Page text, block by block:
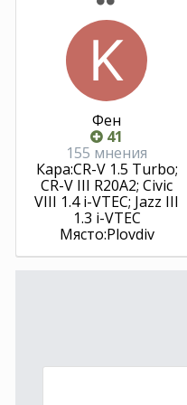
Фен
41
155 мнения
Кара:CR-V 1.5 Turbo;
CR-V III R20A2; Civic
VIII 1.4 i-VTEC; Jazz III
1.3 i-VTEC
Място:Plovdiv